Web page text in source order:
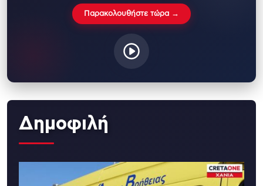
Παρακολουθήστε τώρα →
Δημοφιλή